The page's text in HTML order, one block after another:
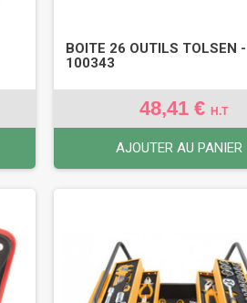
BOITE 26 OUTILS TOLSEN
100343
48,41 €H.T
AJOUTER AU PANIER